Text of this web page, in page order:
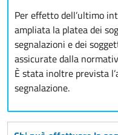
Per effetto dell’ultimo
ampliata la platea dei
segnalazioni e dei
assicurate dalla
È stata inoltre prevista
segnalazione.